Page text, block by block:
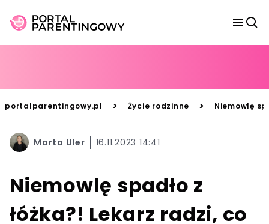
portalparentingowy.pl > Życie rodzinne > Niemowlę
Marta Uler 16.11.2023 14:41
Niemowlę spadło z
łóżka?! Lekarz radzi, co